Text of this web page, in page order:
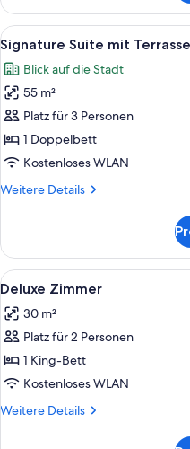
Suite
mit
Blick
Alle
Fotos
für
Signature
Suite
mit
Terrasse
7
Signature Suite mit Terrasse
Blick auf die Stadt
55 m²
Platz für 3 Personen
1 Doppelbett
Kostenloses WLAN
Weitere Details
Weitere
Suite
mit
Terrasse
Alle
Fotos
für
Deluxe
Zimmer
anzeigen
12
Deluxe Zimmer
30 m²
Platz für 2 Personen
1 King-Bett
Kostenloses WLAN
Weitere Details
Weitere